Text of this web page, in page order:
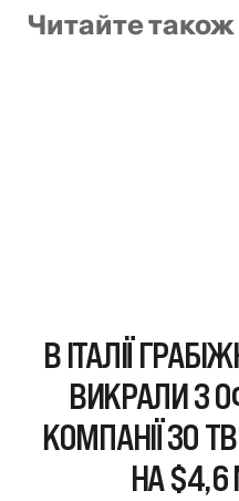
Читайте також
В ІТАЛІЇ
ВИКРАЛИ З
КОМПАНІЇ 30
НА $4,6